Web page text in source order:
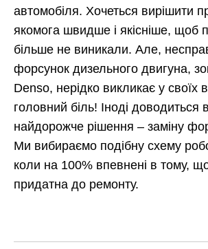
автомобіля. Хочеться вирішити
якомога швидше і якісніше, щоб
більше не виникали. Але,
форсунок дизельного двигуна,
Denso, нерідко викликає у своїх
головний біль! Іноді доводиться
найдорожче рішення – заміну
Ми вибираємо подібну схему
коли на 100% впевнені в тому,
придатна до ремонту.